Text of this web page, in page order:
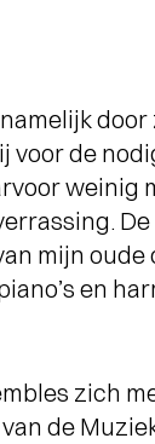
voor de
weinig
De
mijn
en
zich
de